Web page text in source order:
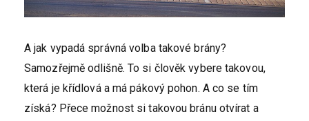
A jak vypadá správná volba takové brány?
Samozřejmě odlišně. To si člověk vybere takovou,
která je křídlová a má pákový pohon. A co se tím
získá? Přece možnost si takovou bránu otvírat a